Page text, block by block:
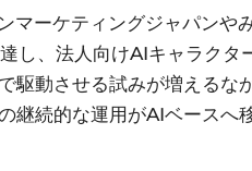
ーケティングジャパンや
し、法人向けAIキャラクタ
駆動させる試みが増える
継続的な運用がAIベースへ